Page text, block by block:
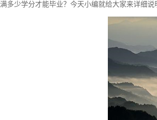
满多少学分才能毕业？今天小编就给大家来详细说